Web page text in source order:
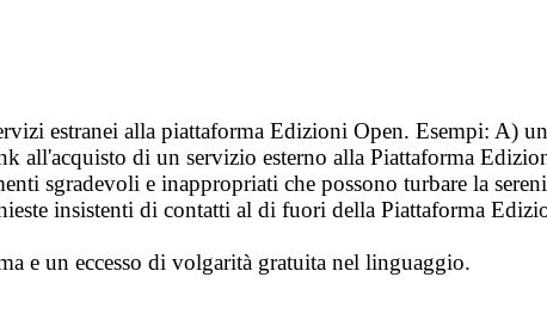
estranei alla piattaforma Edizioni Open. Esempi: A)
di un servizio esterno alla Piattaforma
sgradevoli e inappropriati che possono turbare la
insistenti di contatti al di fuori della Piattaforma
e un eccesso di volgarità gratuita nel linguaggio.